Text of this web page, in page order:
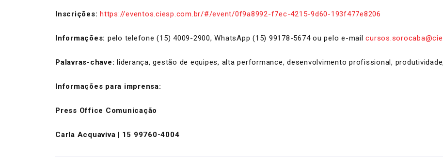
Inscrições: https://eventos.ciesp.com.br/#/event/0f9a8992-f7ec-4215-9d60-193f477e8206
Informações: pelo telefone (15) 4009-2900, WhatsApp (15) 99178-5674 ou pelo e-mail
Palavras-chave: liderança, gestão de equipes, alta performance, desenvolvimento profissional,
Informações para imprensa:
Press Office Comunicação
Carla Acquaviva | 15 99760-4004